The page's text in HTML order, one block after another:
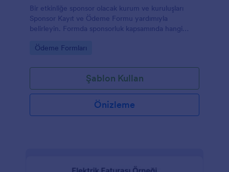
Bir etkinliğe sponsor olacak kurum ve kuruluşları
Sponsor Kayıt ve Ödeme Formu yardımıyla
belirleyin. Formda sponsorluk kapsamında hangi
bilgileri toplayabilirsiniz.
Go to Category:
Ödeme Formları
Şablon Kullan
Önizleme